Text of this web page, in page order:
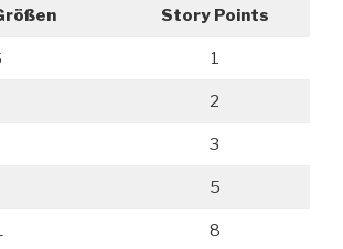
Story Points
1
2
3
5
8